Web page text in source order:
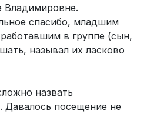
Владимировне.
спасибо, младшим
в группе (сын,
называл их ласково
назвать
Давалось посещение не